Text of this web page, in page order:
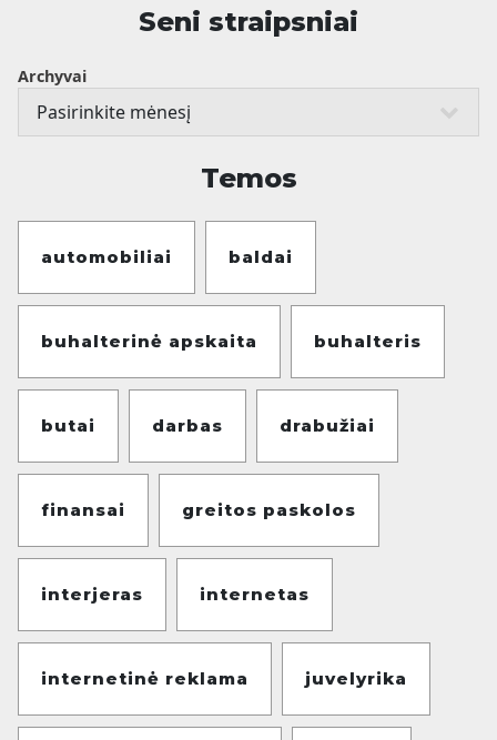
Seni straipsniai
Archyvai
Temos
automobiliai baldai
buhalterinė apskaita buhalteris
butai darbas drabužiai
finansai greitos paskolos
interjeras internetas
internetinė reklama juvelyrika